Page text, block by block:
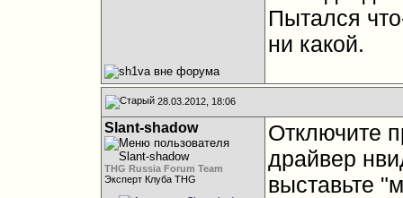
Пытался
ни какой.
28.03.2012, 18:06
Slant-shadow
THG Russia Forum Team
Эксперт Клуба THG
Отключите
драйвер
выставьте